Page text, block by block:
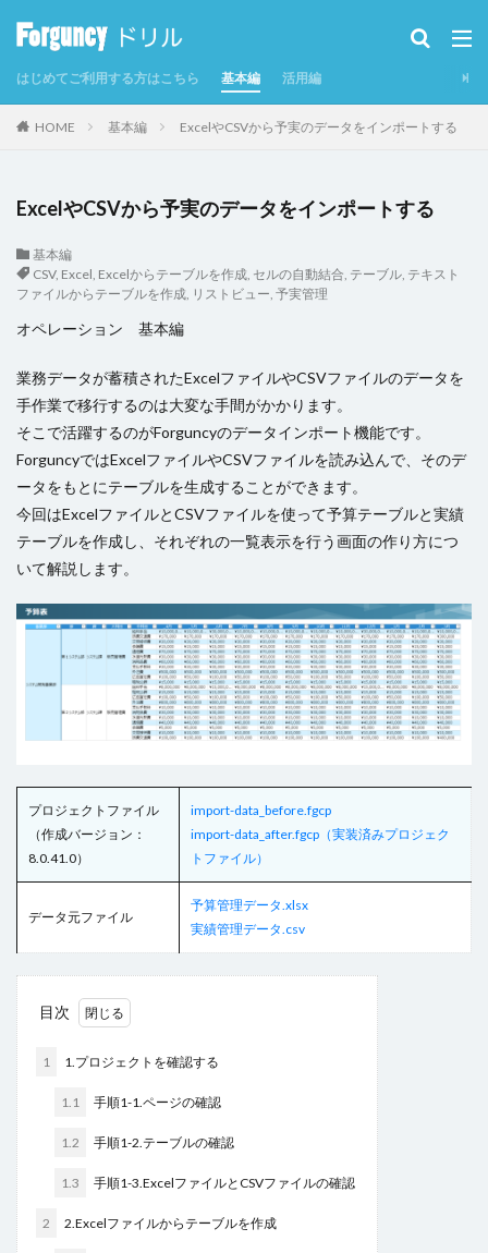
はじめてご利用する方はこちら 基本編 活用編
HOME 基本編 ExcelやCSVから予実のデータをインポートする
ExcelやCSVから予実のデータをインポートする
基本編
CSV, Excel, Excelからテーブルを作成, セルの自動結合, テーブル, テキスト
ファイルからテーブルを作成, リストビュー, 予実管理
オペレーション 基本編
業務データが蓄積されたExcelファイルやCSVファイルのデータを
手作業で移行するのは大変な手間がかかります。
そこで活躍するのがForguncyのデータインポート機能です。
ForguncyではExcelファイルやCSVファイルを読み込んで、そのデ
ータをもとにテーブルを生成することができます。
今回はExcelファイルとCSVファイルを使って予算テーブルと実績
テーブルを作成し、それぞれの一覧表示を行う画面の作り方につ
いて解説します。
プロジェクトファイル
（作成バージョン：
8.0.41.0）
import-data_before.fgcp
import-data_after.fgcp（実装済みプロジェク
トファイル）
データ元ファイル
予算管理データ.xlsx
実績管理データ.csv
目次
1 1.プロジェクトを確認する
1.1 手順1-1.ページの確認
1.2 手順1-2.テーブルの確認
1.3 手順1-3.ExcelファイルとCSVファイルの確認
2 2.Excelファイルからテーブルを作成
タグ
GoogleMap
Odata PDF
SmoothPrint
UI部品
インラインフレームタブ
クラウドストレージファイルの取得
クラウドストレージファイルへのアップロード
コマンドの強制終了
コマンドの複製
コンボボックス
サーバーサイドコマンドの呼び出し
サーバーサイド処理
スクロール
スケジュールタスク
セルの表示/非表示
セルプロパティの設定
チェックボックス
チェックボックスグループ
ツールチップ
データセット
データの入力規則
テーブル
テーブルデータの更新
テーブルの関連付け
トランザクション
ドリルダウン
ハイパーリンク
パラメーター
ピボットテーブル
ビュー
フォルダー上のファイル取得
プレースホルダー
ページナビゲーション
ページロード時のコマンド
ヘッダー
メール送信
ラジオグループ
ラジオボタン
ラベル
リストビューの操作
レコードナビゲーション
入力チェック
印刷
和暦 変数の設定
数値型セル